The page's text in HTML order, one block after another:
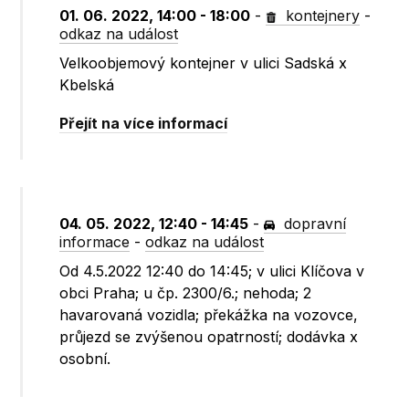
01. 06. 2022, 14:00 - 18:00 - kontejnery -
odkaz na událost
Velkoobjemový kontejner v ulici Sadská x
Kbelská
Přejít na více informací
04. 05. 2022, 12:40 - 14:45 -
dopravní
informace -odkaz na událost
Od 4.5.2022 12:40 do 14:45; v ulici Klíčova v
obci Praha; u čp. 2300/6.; nehoda; 2
havarovaná vozidla; překážka na vozovce,
průjezd se zvýšenou opatrností; dodávka x
osobní.